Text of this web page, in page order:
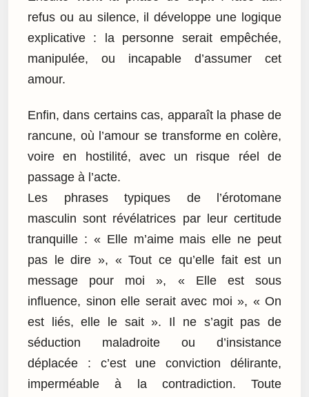
refus ou au silence, il développe une logique
explicative : la personne serait empêchée,
manipulée, ou incapable d’assumer cet
amour.
Enfin, dans certains cas, apparaît la phase de
rancune, où l’amour se transforme en colère,
voire en hostilité, avec un risque réel de
passage à l’acte.
Les phrases typiques de l’érotomane
masculin sont révélatrices par leur certitude
tranquille : « Elle m’aime mais elle ne peut
pas le dire », « Tout ce qu’elle fait est un
message pour moi », « Elle est sous
influence, sinon elle serait avec moi », « On
est liés, elle le sait ». Il ne s’agit pas de
séduction maladroite ou d’insistance
déplacée : c’est une conviction délirante,
imperméable à la contradiction. Toute